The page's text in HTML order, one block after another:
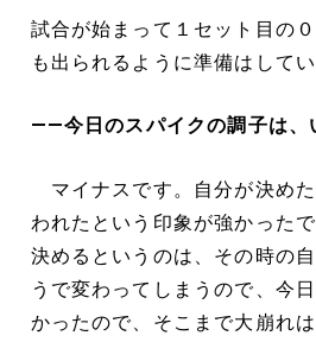
試合が始まって１セット目の
も出られるように準備はしてい
――今日のスパイクの調子は、
マイナスです。自分が決め
われたという印象が強かった
決めるというのは、その時の
うで変わってしまうので、今
かったので、そこまで大崩れ